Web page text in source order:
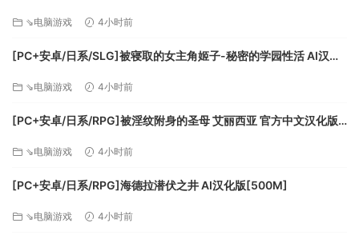
⇘电脑游戏 4小时前
[PC+安卓/日系/SLG]被寝取的女主角姬子-秘密的学园性活 AI汉化
⇘电脑游戏 4小时前
[PC+安卓/日系/RPG]被淫纹附身的圣母 艾丽西亚 官方中文汉化版
⇘电脑游戏 4小时前
[PC+安卓/日系/RPG]海德拉潜伏之井 AI汉化版[500M]
⇘电脑游戏 4小时前